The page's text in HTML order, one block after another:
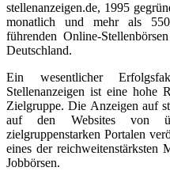
stellenanzeigen.de, 1995
monatlich und mehr als
führenden Online-
Deutschland.
Ein wesentlicher
Stellenanzeigen ist eine hohe
Zielgruppe. Die Anzeigen auf
auf den Websites von
zielgruppenstarken Portalen
eines der reichweitenstärksten
Jobbörsen.